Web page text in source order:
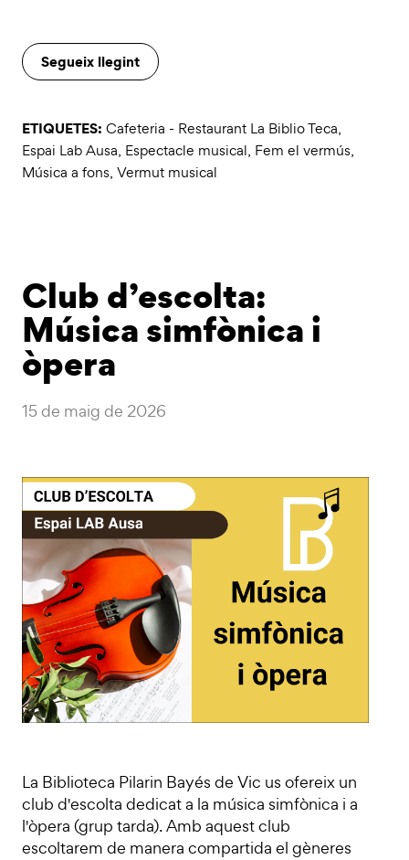
Segueix llegint
ETIQUETES: Cafeteria - Restaurant La Biblio Teca,
Espai Lab Ausa, Espectacle musical, Fem el vermús,
Música a fons, Vermut musical
Club d’escolta:
Música simfònica i
òpera
15 de maig de 2026
La Biblioteca Pilarin Bayés de Vic us ofereix un
club d'escolta dedicat a la música simfònica i a
l'òpera (grup tarda). Amb aquest club
escoltarem de manera compartida el gèneres